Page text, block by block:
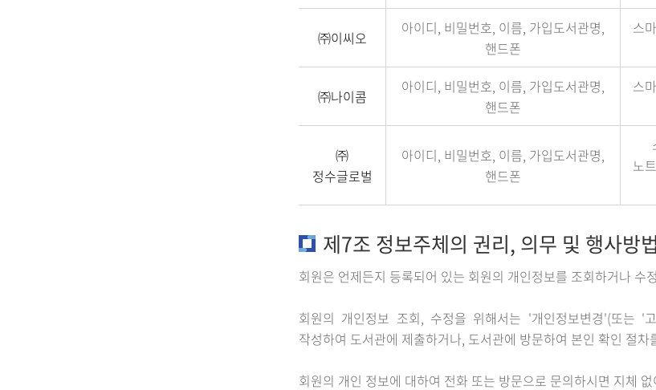
㈜이씨오
아이디, 비밀번호, 이름, 가입도서관명,
핸드폰
스
㈜나이콤
아이디, 비밀번호, 이름, 가입도서관명,
핸드폰
스
㈜
정수글로벌
아이디, 비밀번호, 이름, 가입도서관명,
핸드폰
노
제7조 정보주체의 권리, 의무 및 행사방법
회원은 언제든지 등록되어 있는 회원의 개인정보를 조회하거나 수
회원의 개인정보 조회, 수정을 위해서는 '개인정보변경'(또는 '
작성하여 도서관에 제출하거나, 도서관에 방문하여 본인 확인 절
회원의 개인 정보에 대하여 전화 또는 방문으로 문의하시면 지체